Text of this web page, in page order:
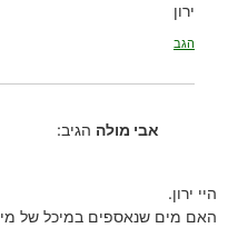
ירון
הגב
אבי מולה הגיב:
היי ירון.
האם מים שנאספים במיכל של